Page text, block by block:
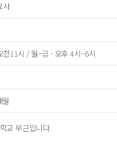
사
전11시 / 월~금 - 오후 4시~6시
교 부근입니다.